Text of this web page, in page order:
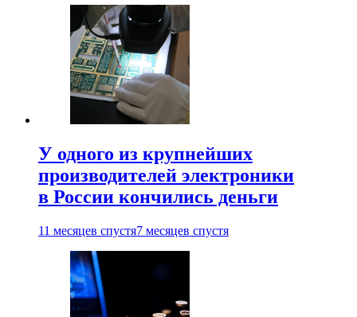
У одного из крупнейших
производителей электроники
в России кончились деньги
11 месяцев спустя7 месяцев спустя